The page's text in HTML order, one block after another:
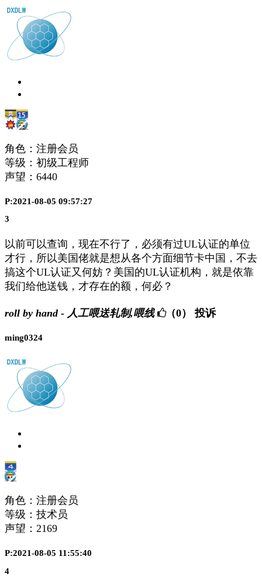
角色：注册会员
等级：初级工程师
声望： 6440
P:2021-08-05 09:57:27
3
以前可以查询，现在不行了，必须有过UL认证的单位
才行，所以美国佬就是想从各个方面细节卡中国，不去
搞这个UL认证又何妨？美国的UL认证机构，就是依靠
我们给他送钱，才存在的额，何必？
roll by hand - 人工喂送轧制,喂线 （0） 投诉
ming0324
角色：注册会员
等级：技术员
声望： 2169
P:2021-08-05 11:55:40
4